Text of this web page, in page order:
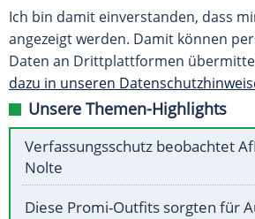
Ich bin damit einverstanden, dass
angezeigt werden. Damit können
Daten an Drittplattformen
dazu in unseren
Unsere Themen-Highlights
Verfassungsschutz beobachtet
Nolte
Diese Promi-Outfits sorgten für